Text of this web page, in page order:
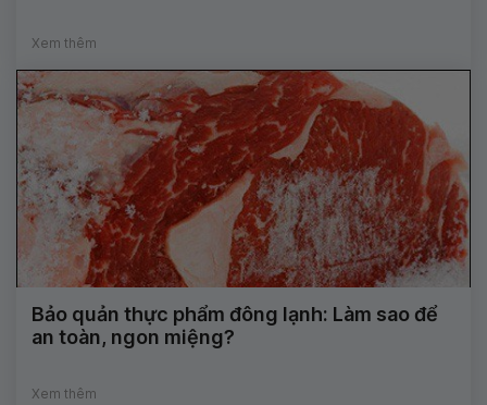
Xem thêm
Bảo quản thực phẩm đông lạnh: Làm sao để
an toàn, ngon miệng?
Xem thêm